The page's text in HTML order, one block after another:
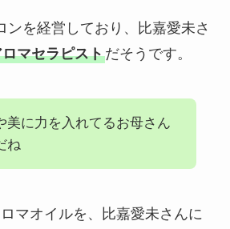
ンを経営しており、比嘉愛未さ
マセラピストだそうです。
美に力を入れてるお母さん
ね
マオイルを、比嘉愛未さんに